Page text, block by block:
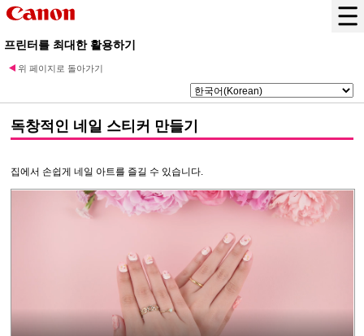
프린터를 최대한 활용하기
위 페이지로 돌아가기
독창적인 네일 스티커 만들기
집에서 손쉽게 네일 아트를 즐길 수 있습니다.